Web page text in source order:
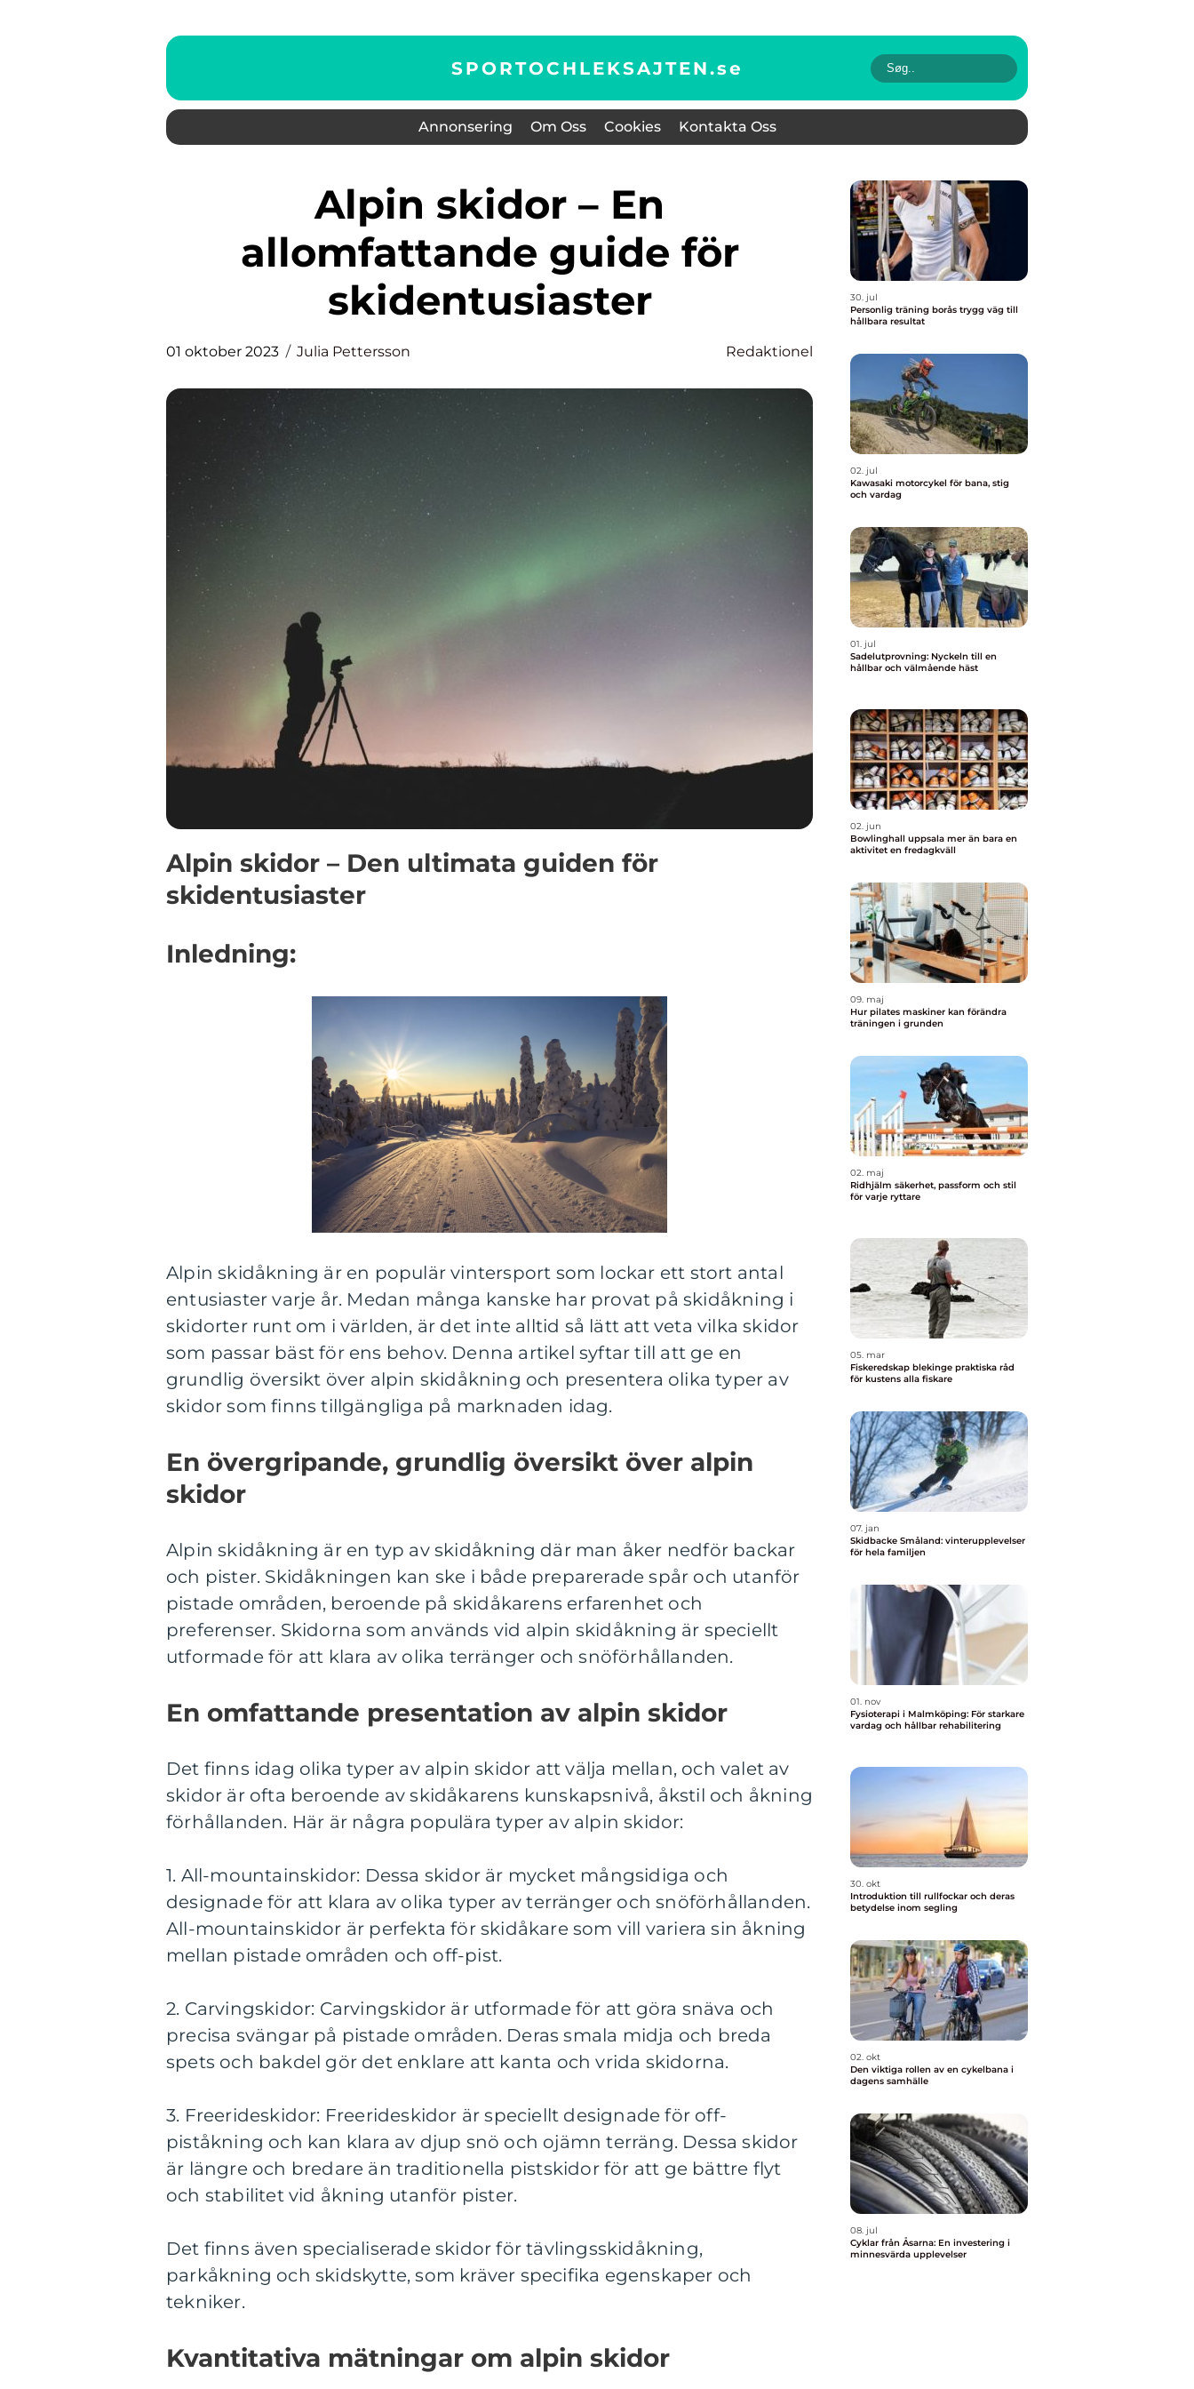
SPORTOCHLEKSAJTEN.se
Annonsering Om Oss Cookies Kontakta Oss
Alpin skidor – En
allomfattande guide för
skidentusiaster
01 oktober 2023 Julia Pettersson Redaktionel
Alpin skidor – Den ultimata guiden för
skidentusiaster
Inledning:
Alpin skidåkning är en populär vintersport som lockar ett stort antal
entusiaster varje år. Medan många kanske har provat på skidåkning i
skidorter runt om i världen, är det inte alltid så lätt att veta vilka skidor
som passar bäst för ens behov. Denna artikel syftar till att ge en
grundlig översikt över alpin skidåkning och presentera olika typer av
skidor som finns tillgängliga på marknaden idag.
En övergripande, grundlig översikt över alpin
skidor
Alpin skidåkning är en typ av skidåkning där man åker nedför backar
och pister. Skidåkningen kan ske i både preparerade spår och utanför
pistade områden, beroende på skidåkarens erfarenhet och
preferenser. Skidorna som används vid alpin skidåkning är speciellt
utformade för att klara av olika terränger och snöförhållanden.
En omfattande presentation av alpin skidor
Det finns idag olika typer av alpin skidor att välja mellan, och valet av
skidor är ofta beroende av skidåkarens kunskapsnivå, åkstil och åkning
förhållanden. Här är några populära typer av alpin skidor:
1. All-mountainskidor: Dessa skidor är mycket mångsidiga och
designade för att klara av olika typer av terränger och snöförhållanden.
All-mountainskidor är perfekta för skidåkare som vill variera sin åkning
mellan pistade områden och off-pist.
2. Carvingskidor: Carvingskidor är utformade för att göra snäva och
precisa svängar på pistade områden. Deras smala midja och breda
spets och bakdel gör det enklare att kanta och vrida skidorna.
3. Freerideskidor: Freerideskidor är speciellt designade för off-
piståkning och kan klara av djup snö och ojämn terräng. Dessa skidor
är längre och bredare än traditionella pistskidor för att ge bättre flyt
och stabilitet vid åkning utanför pister.
Det finns även specialiserade skidor för tävlingsskidåkning,
parkåkning och skidskytte, som kräver specifika egenskaper och
tekniker.
Kvantitativa mätningar om alpin skidor
30. jul
Personlig träning borås trygg väg till
hållbara resultat
02. jul
Kawasaki motorcykel för bana, stig
och vardag
01. jul
Sadelutprovning: Nyckeln till en
hållbar och välmående häst
02. jun
Bowlinghall uppsala mer än bara en
aktivitet en fredagkväll
09. maj
Hur pilates maskiner kan förändra
träningen i grunden
02. maj
Ridhjälm säkerhet, passform och stil
för varje ryttare
05. mar
Fiskeredskap blekinge praktiska råd
för kustens alla fiskare
07. jan
Skidbacke Småland: vinterupplevelser
för hela familjen
01. nov
Fysioterapi i Malmköping: För starkare
vardag och hållbar rehabilitering
30. okt
Introduktion till rullfockar och deras
betydelse inom segling
02. okt
Den viktiga rollen av en cykelbana i
dagens samhälle
08. jul
Cyklar från Åsarna: En investering i
minnesvärda upplevelser